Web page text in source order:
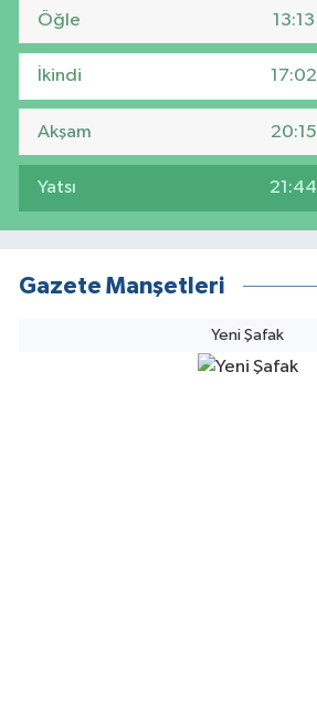
Öğle 13:13
İkindi 17:02
Akşam 20:15
Yatsı 21:44
Gazete Manşetleri
Yeni Şafak